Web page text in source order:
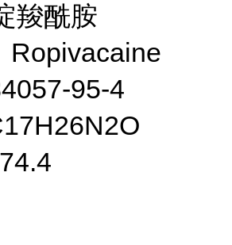
羧酰胺
Ropivacaine
95-4